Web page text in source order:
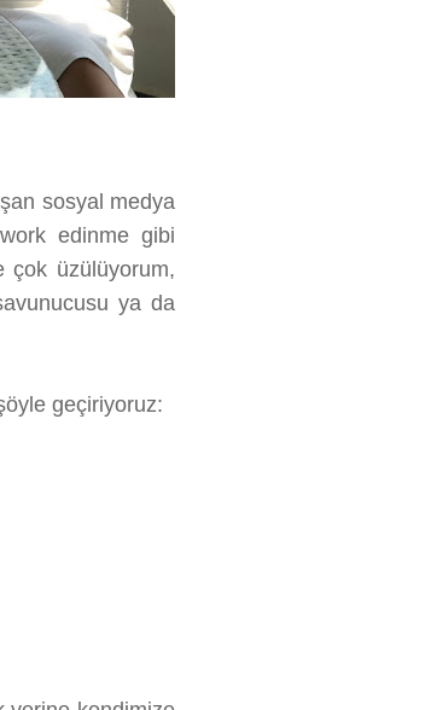
sosyal medya
edinme gibi
çok üzülüyorum,
ya da
geçiriyoruz: